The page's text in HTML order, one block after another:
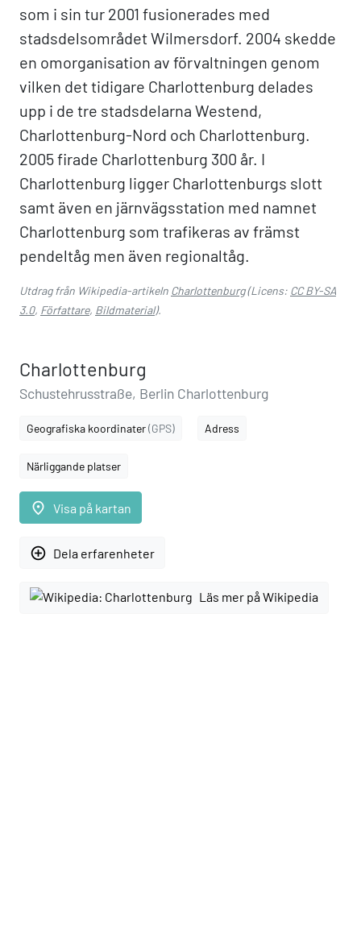
som i sin tur 2001 fusionerades med
stadsdelsområdet Wilmersdorf. 2004 skedde
en omorganisation av förvaltningen genom
vilken det tidigare Charlottenburg delades
upp i de tre stadsdelarna Westend,
Charlottenburg-Nord och Charlottenburg.
2005 firade Charlottenburg 300 år. I
Charlottenburg ligger Charlottenburgs slott
samt även en järnvägsstation med namnet
Charlottenburg som trafikeras av främst
pendeltåg men även regionaltåg.
Utdrag från Wikipedia-artikeln Charlottenburg(Licens: CC BY-SA
3.0, Författare, Bildmaterial).
Charlottenburg
Schustehrusstraße, Berlin Charlottenburg
Geografiska koordinater(GPS) Adress
Närliggande platser
place Visa på kartan
add_circle_outline Dela erfarenheter
Läs mer på Wikipedia